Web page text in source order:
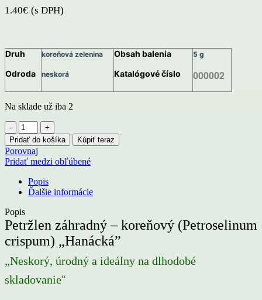
1.40€ (s DPH)
Druh
Odroda
koreňová zelenina
neskorá
Obsah balenia
Katalógové číslo
5 g
000002
Na sklade už iba 2
množstvo
Petržlen
záhradný
(koreňový)
„Hanácká“
Pridať do košíka Kúpiť teraz
Porovnaj
Pridať medzi obľúbené
Popis
Ďalšie informácie
Popis
Petržlen záhradný – koreňový (Petroselinum
crispum) „Hanácká”
„Neskorý, úrodný a ideálny na dlhodobé
skladovanie“